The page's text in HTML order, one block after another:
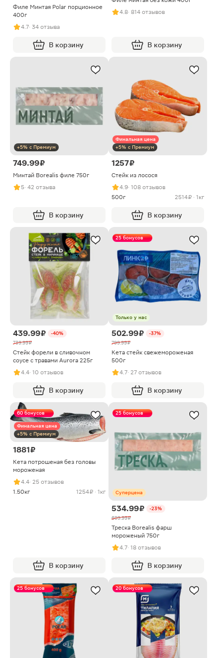
Филе Минтая Polar порционное
400г
4.7· 34 отзыва
В корзину
4.8· 814 отзывов
В корзину
+5% с Премиум
749.99 ₽
Минтай Borealis филе 750г
5· 42 отзыва
В корзину
Финальная цена
+5% с Премиум
1257 ₽
Стейк из лосося
4.9· 108 отзывов
500г
2514 ₽ · 1кг
В корзину
439.99 ₽
-40%
739.99 ₽
Стейк форели в сливочном
соусе с травами Aurora 225г
4.4· 10 отзывов
В корзину
25 бонусов
Только у нас
502.99 ₽
-37%
799.99 ₽
Кета стейк свежемороженая
500г
4.7· 27 отзывов
В корзину
60 бонусов
Финальная цена
+5% с Премиум
1881 ₽
Кета потрошеная без головы
мороженая
4.4· 25 отзывов
1.50кг
1254 ₽ · 1кг
В корзину
25 бонусов
Суперцена
534.99 ₽
-23%
699.99 ₽
Треска Borealis фарш
мороженый 750г
4.7· 18 отзывов
В корзину
25 бонусов 20 бонусов